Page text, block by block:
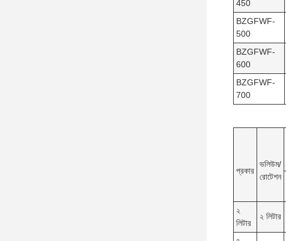
450
BZGFWF-
500
BZGFWF-
600
BZGFWF-
700
প্রকার
ভলিউম/
রোটেশন
২
লিটার
২ লিটার